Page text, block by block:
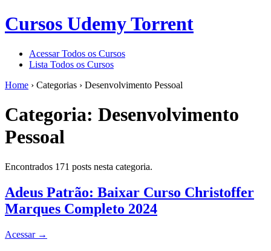
Cursos Udemy Torrent
Acessar Todos os Cursos
Lista Todos os Cursos
Home › Categorias › Desenvolvimento Pessoal
Categoria: Desenvolvimento
Pessoal
Encontrados 171 posts nesta categoria.
Adeus Patrão: Baixar Curso Christoffer
Marques Completo 2024
Acessar →